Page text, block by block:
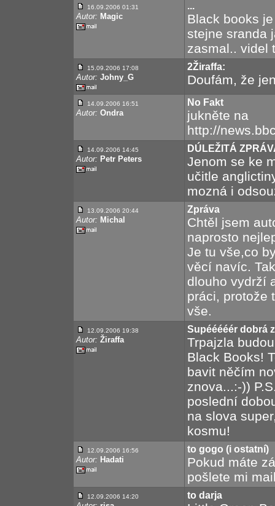
16.09.2006 01:31
Autor: Magic
...
Black books
stejne sranda
zasmal.. videl
15.09.2006 17:08
Autor: Johny_G
2Žiraffa:
Doufám, že
14.09.2006 16:51
Autor: Ondra
No Fakt
jukněte na
http://
14.09.2006 14:45
Autor: Petr Peters
DÚLEŽITÁ
Jenom se ke
učitle
mozná i
13.09.2006 20:44
Autor: Michal
Zpráva
Chtěl jsem
naprosto
Je tu vše,co
věcí navíc.
dlouho vydrží
práci, protože
vše.
12.09.2006 19:38
Autor: Žiraffa
Supééééér dobrá
Trpajzla
Black Books!
bavit něčím
znova...:-))
poslední
na slova
kosmu!
12.09.2006 16:56
Autor: Hadati
to gogo (i ostatní)
Pokud máte
pošlete mi
12.09.2006 14:20 to darja